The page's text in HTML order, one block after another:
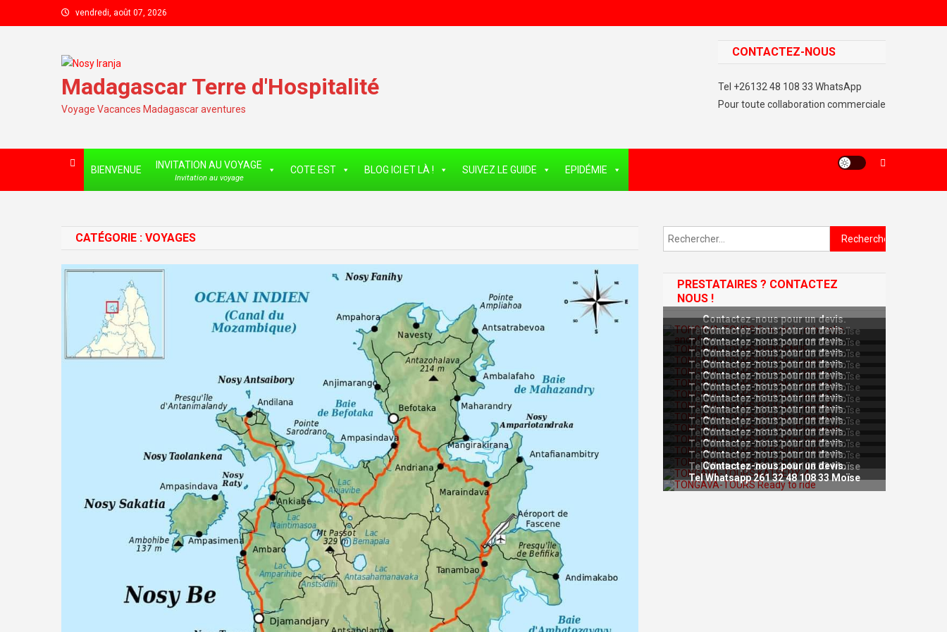
Skip to content vendredi, août 07, 2026
Madagascar Terre d'Hospitalité
Voyage Vacances Madagascar aventures
CONTACTEZ-NOUS
Tel +26132 48 108 33 WhatsApp
Pour toute collaboration commerciale
BIENVENUE INVITATION AU VOYAGE
Invitation au voyage
COTE EST BLOG ICI ET LÀ ! SUIVEZ LE GUIDE EPIDÉMIE
CATÉGORIE : VOYAGES Rechercher :
PRESTATAIRES ? CONTACTEZ
NOUS !
Contactez-nous pour un devis.
Tel Whatsapp 261 32 48 108 33 Moïse
Contactez-nous pour un devis.
Tel Whatsapp 261 32 48 108 33 Moïse
Contactez-nous pour un devis.
Tel Whatsapp 261 32 48 108 33 Moïse
Contactez-nous pour un devis.
Tel Whatsapp 261 32 48 108 33 Moïse
Contactez-nous pour un devis.
Tel Whatsapp 261 32 48 108 33 Moïse
Contactez-nous pour un devis.
Tel Whatsapp 261 32 48 108 33 Moïse
Contactez-nous pour un devis.
Tel Whatsapp 261 32 48 108 33 Moïse
Contactez-nous pour un devis.
Tel Whatsapp 261 32 48 108 33 Moïse
Contactez-nous pour un devis.
Tel Whatsapp 261 32 48 108 33 Moïse
Contactez-nous pour un devis.
Tel Whatsapp 261 32 48 108 33 Moïse
Contactez-nous pour un devis.
Tel Whatsapp 261 32 48 108 33 Moïse
Contactez-nous pour un devis.
Tel Whatsapp 261 32 48 108 33 Moïse
Contactez-nous pour un devis.
Tel Whatsapp 261 32 48 108 33 Moïse
Contactez-nous pour un devis.
Tel Whatsapp 261 32 48 108 33 Moïse